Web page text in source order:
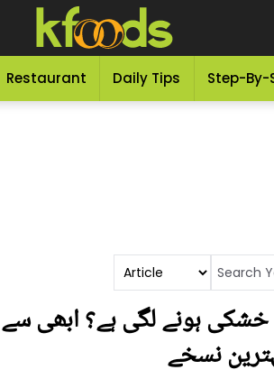
Restaurant Daily Tips Step-By-
ہونے لگی ہے؟ ابھی
نسخے